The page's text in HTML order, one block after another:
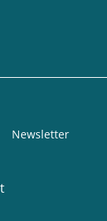
Newsletter